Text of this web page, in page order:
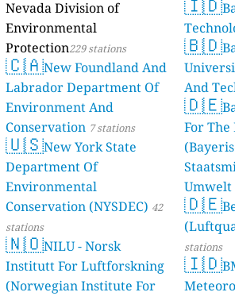
🇮🇩
🇧🇩
And
🇩🇪
For
46
🇩🇪
stations
🇮🇩
Nevada Division of
Environmental
Protection229 stations
🇨🇦New Foundland And
Labrador Department Of
Environment And
Conservation 7 stations
🇺🇸New York State
Department Of
Environmental
Conservation (NYSDEC) 42
stations
🇳🇴NILU - Norsk
Institutt For Luftforskning
(Norwegian Institute For